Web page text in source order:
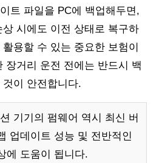
트 파일을 PC에 백업해두면,
시에도 이전 상태로 복구하
용할 수 있는 중요한 보험이
장거리 운전 전에는 반드시 백
이 안전합니다.
기기의 펌웨어 역시 최신 버
업데이트 성능 및 전반적인
에 도움이 됩니다.